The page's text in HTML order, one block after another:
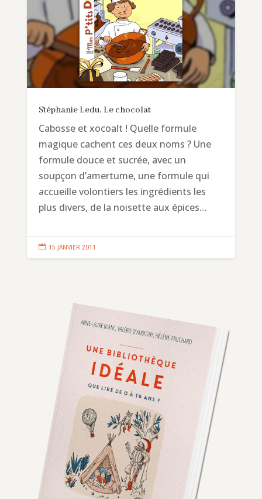
Stéphanie Ledu, Le chocolat
Cabosse et xocoalt ! Quelle formule
magique cachent ces deux noms ? Une
formule douce et sucrée, avec un
soupçon d’amertume, une formule qui
accueille volontiers les ingrédients les
plus divers, de la noisette aux épices…
 15 JANVIER 2011